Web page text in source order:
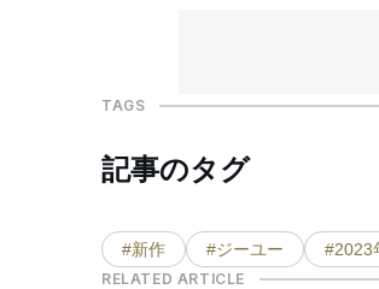
TAGS
記事のタグ
#新作 #ジーユー #2023
RELATED ARTICLE